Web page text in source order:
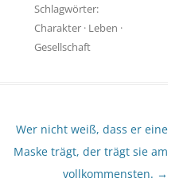
Schlagwörter:
Charakter · Leben ·
Gesellschaft
Wer nicht weiß, dass er eine
Maske trägt, der trägt sie am
vollkommensten. →